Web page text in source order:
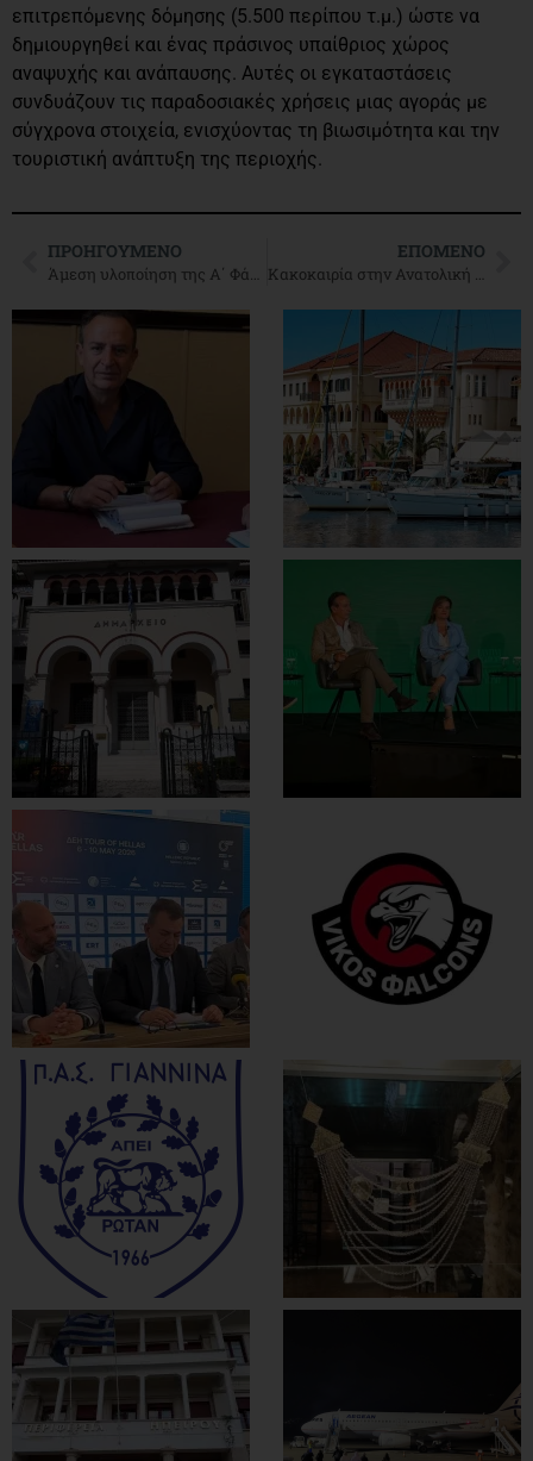
επιτρεπόμενης δόμησης (5.500 περίπου τ.μ.) ώστε να
δημιουργηθεί και ένας πράσινος υπαίθριος χώρος
αναψυχής και ανάπαυσης. Αυτές οι εγκαταστάσεις
συνδυάζουν τις παραδοσιακές χρήσεις μιας αγοράς με
σύγχρονα στοιχεία, ενισχύοντας τη βιωσιμότητα και την
τουριστική ανάπτυξη της περιοχής.
ΠΡΟΗΓΟΎΜΕΝΟ
Άμεση υλοποίηση της Α΄ Φάσης συγχωνεύσεων Μονάδων και καταργήσεων Στρατοπέδων μέχρι τις 31/12/24
ΕΠΌΜΕΝΟ
Κακοκαιρία στην Ανατολική Ελλάδα,αίθριος καιρός στην Ήπειρο